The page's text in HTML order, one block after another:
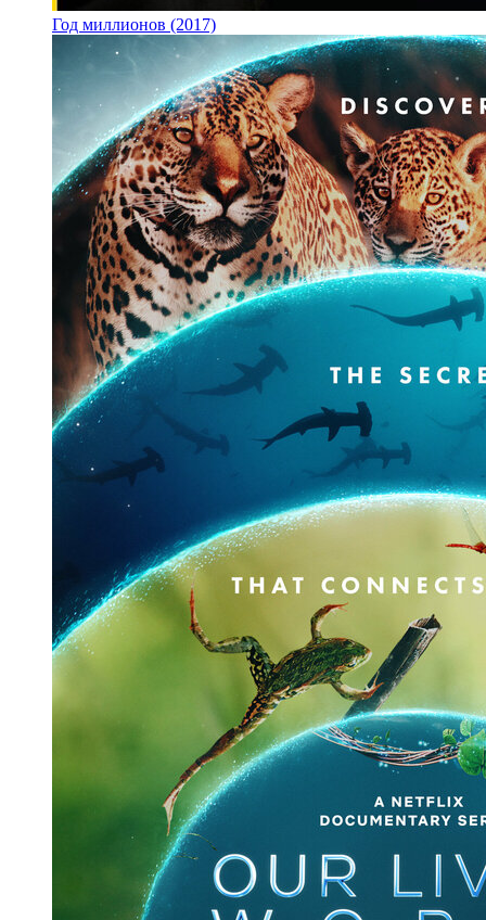
Год миллионов (2017)